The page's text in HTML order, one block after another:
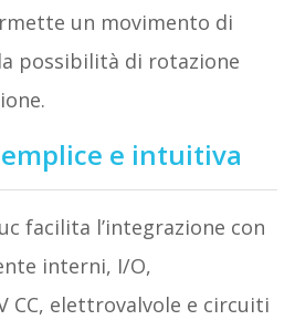
un movimento di
possibilità di rotazione
e intuitiva
facilita l’integrazione con
interni, I/O,
CC, elettrovalvole e circuiti